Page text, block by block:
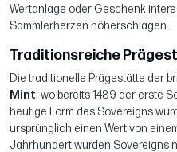
Wertanlage oder Geschenk
Sammlerherzen höherschlagen.
Traditionsreiche
Die traditionelle Prägestätte der
Mint, wo bereits 1489 der erste
heutige Form des Sovereigns
ursprünglich einen Wert von
Jahrhundert wurden Sovereigns